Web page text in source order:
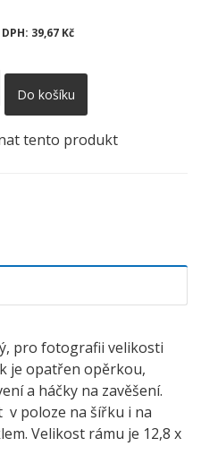
39,67 Kč
Do košíku
tento produkt
pro fotografii velikosti
je opatřen opěrkou,
a háčky na zavěšení.
v poloze na šířku i na
Velikost rámu je 12,8 x